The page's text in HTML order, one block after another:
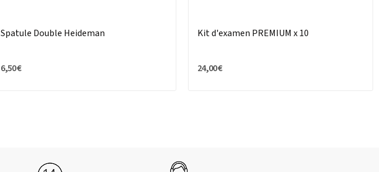
Spatule Double Heideman
6,50 €
Kit d'examen PREMIUM x 10
24,00 €